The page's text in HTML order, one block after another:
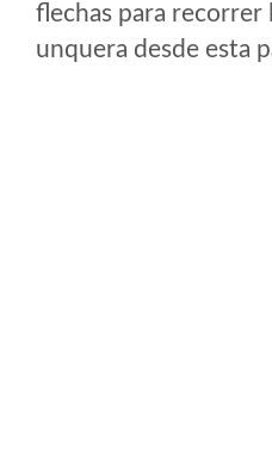
flechas para recorrer
unquera desde esta